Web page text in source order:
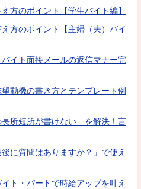
方のポイント【学生バイト編】
方のポイント【主婦（夫）バイ
バイト面接メールの返信マナー完
動機の書き方とテンプレート例
長所短所が書けない…を解決！言
に質問はありますか？」で使え
ト・パートで時給アップを叶え